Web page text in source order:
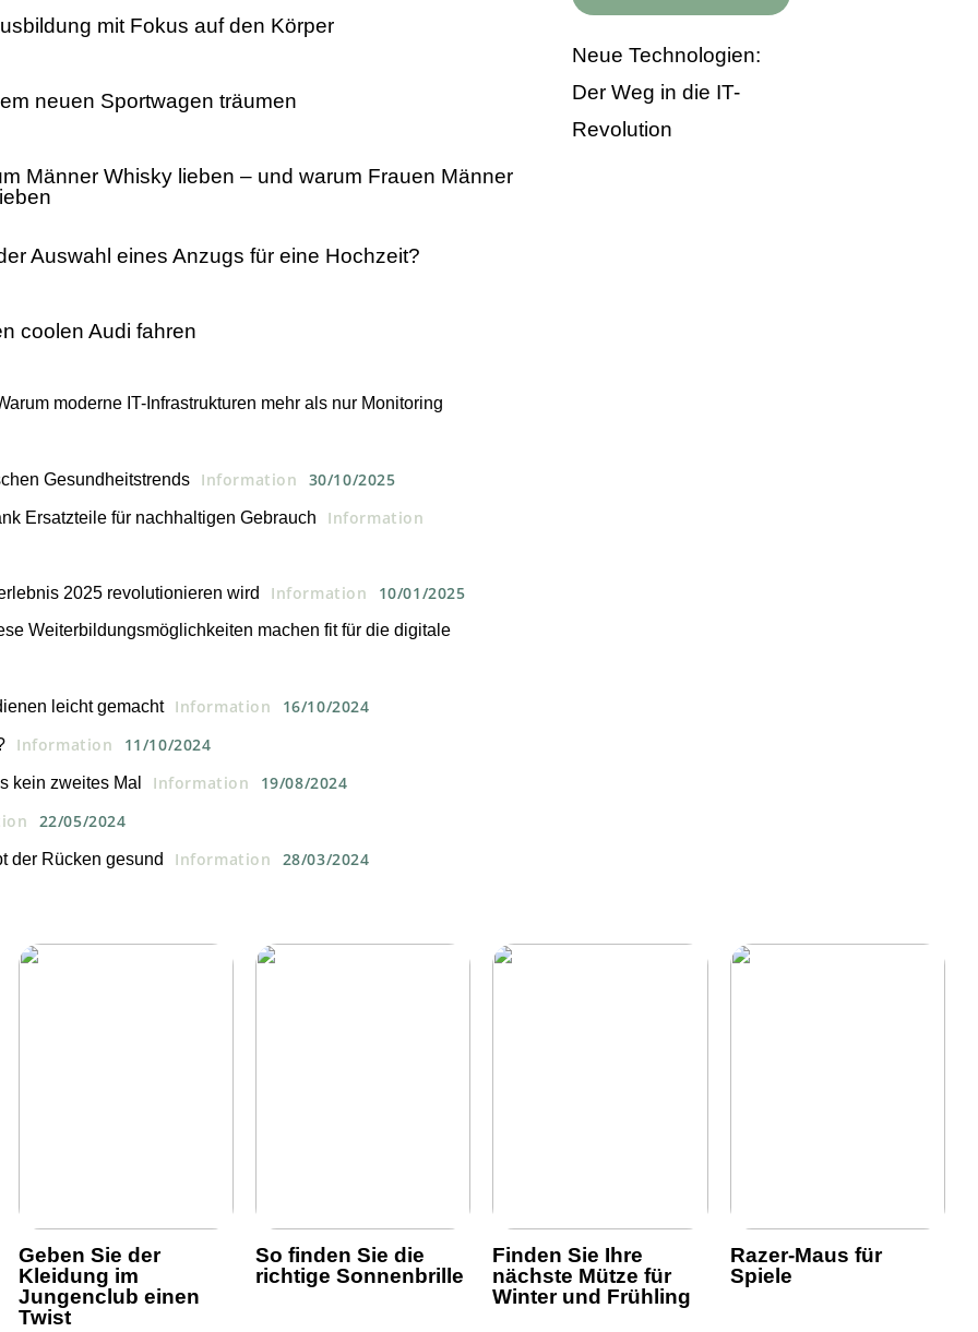
mit Fokus auf den Körper
neuen Sportwagen träumen
Männer Whisky lieben – und warum Frauen Männer
Auswahl eines Anzugs für eine Hochzeit?
coolen Audi fahren
moderne IT-Infrastrukturen mehr als nur Monitoring
Gesundheitstrends Information 30/10/2025
Ersatzteile für nachhaltigen Gebrauch
Information
2025 revolutionieren wird Information 10/01/2025
Weiterbildungsmöglichkeiten machen fit für die digitale
leicht gemacht Information 16/10/2024
Information 11/10/2024
kein zweites Mal Information 19/08/2024
22/05/2024
der Rücken gesund Information 28/03/2024
Neue Technologien:
Der Weg in die IT-
Revolution
Geben Sie der
Kleidung im
Jungenclub einen
Twist
So finden Sie die
richtige Sonnenbrille
Finden Sie Ihre
nächste Mütze für
Winter und Frühling
Razer-Maus für
Spiele